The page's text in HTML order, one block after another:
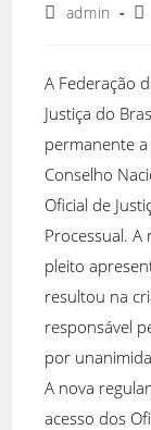
admin
A Federação
Justiça do
permanente
Conselho
Oficial de
Processual.
pleito
resultou na
responsável
por
A nova
acesso dos